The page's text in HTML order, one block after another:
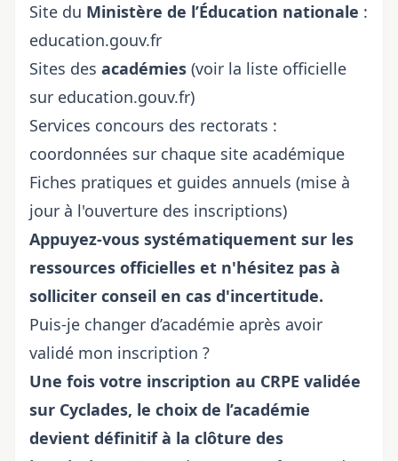
Site du Ministère de l’Éducation nationale :
education.gouv.fr
Sites des académies (voir la liste officielle
sur education.gouv.fr)
Services concours des rectorats :
coordonnées sur chaque site académique
Fiches pratiques et guides annuels (mise à
jour à l'ouverture des inscriptions)
Appuyez-vous systématiquement sur les
ressources officielles et n'hésitez pas à
solliciter conseil en cas d'incertitude.
Puis-je changer d’académie après avoir
validé mon inscription ?
Une fois votre inscription au CRPE validée
sur Cyclades, le choix de l’académie
devient définitif à la clôture des